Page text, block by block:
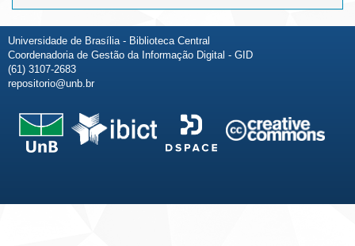
Universidade de Brasília - Biblioteca Central
Coordenadoria de Gestão da Informação Digital - GID
(61) 3107-2683
repositorio@unb.br